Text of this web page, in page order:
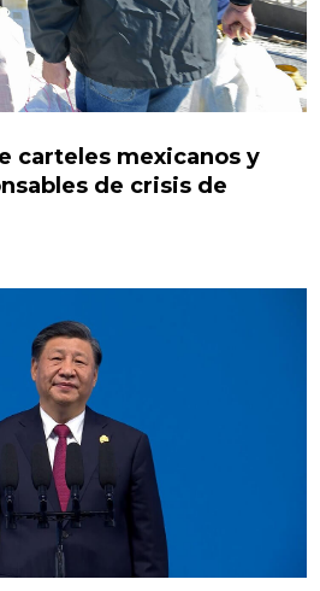
carteles mexicanos y
de crisis de